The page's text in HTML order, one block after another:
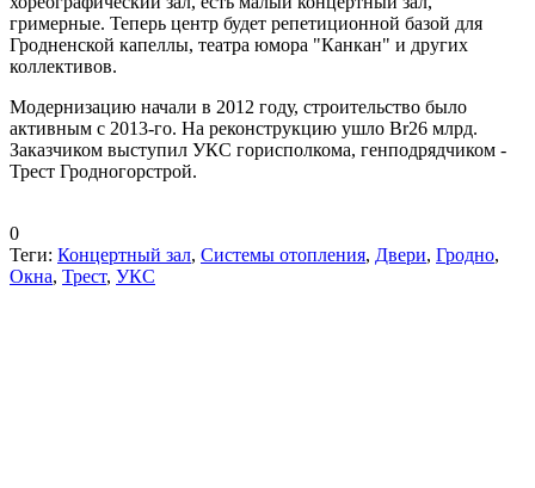
гримерные. Теперь центр будет репетиционной базой для
Гродненской капеллы, театра юмора "Канкан" и других
коллективов.
Модернизацию начали в 2012 году, строительство было
активным с 2013-го. На реконструкцию ушло Br26 млрд.
Заказчиком выступил УКС горисполкома, генподрядчиком -
Трест Гродногорстрой.
0
Теги: Концертный зал, Системы отопления, Двери, Гродно,
Окна, Трест, УКС